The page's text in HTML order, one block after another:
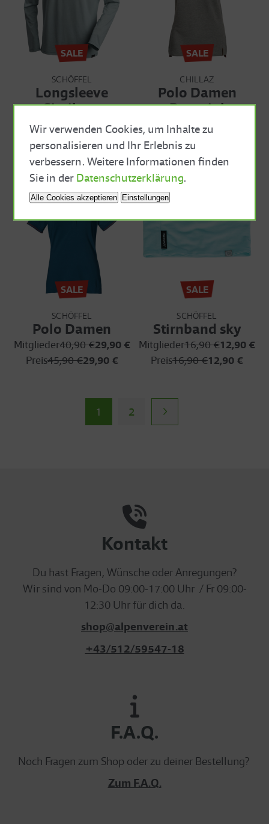
SALE
SCHÖFFEL
Longsleeve
Similaun
Mitglieder 54,90 €
35,90 €
54,90 €
SALE
CHILLAZ
Polo Damen
Patteriol
Mitglieder 40,90 €
Preis
40,90 €
SALE
SCHÖFFEL
Polo Damen
Mitglieder40,90 €29,90 €
Preis45,90 €29,90 €
SALE
SCHÖFFEL
Stirnband sky
Mitglieder16,90 €12,90 €
Preis16,90 €12,90 €
1 2
Kontakt
Du hast Fragen, Wünsche oder Anregungen?
Wir sind von Mo-Do 09:00-17:00 Uhr / Fr 09:00-
12:30 Uhr für dich da.
shop@alpenverein.at
+43/512/59547-18
F.A.Q.
Noch Fragen zum Shop oder zu deiner Bestellung?
Zum F.A.Q.
Close Cookie Bar
Wir verwenden Cookies, um Inhalte zu
personalisieren und Ihr Erlebnis zu
verbessern. Weitere Informationen finden
Sie in der Datenschutzerklärung.
Alle Cookies akzeptieren Einstellungen